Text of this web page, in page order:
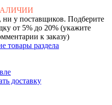
ни у поставщиков. Подберите
от 5% до 20% (укажите
к заказу)
товары раздела
доставку